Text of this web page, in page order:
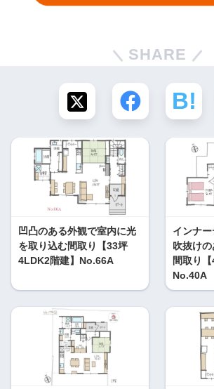
SHARE
凹凸のある外観で室内に光
を取り込む間取り【33坪
4LDK2階建】No.66A
インナ
吹抜け
間取り
No.40A